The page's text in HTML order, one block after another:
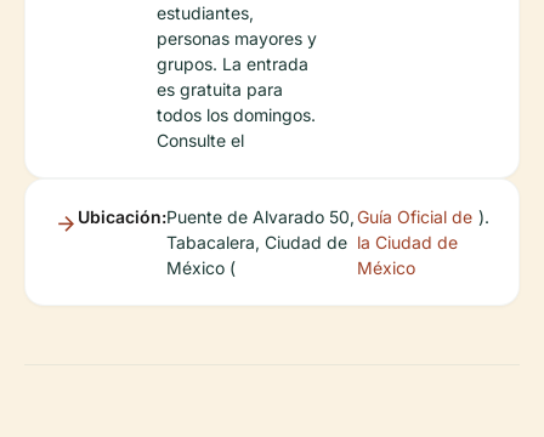
estudiantes,
personas mayores y
grupos. La entrada
es gratuita para
todos los domingos.
Consulte el
Ubicación:Puente de Alvarado 50,
Tabacalera, Ciudad de
México (
Guía Oficial de
la Ciudad de
México
).